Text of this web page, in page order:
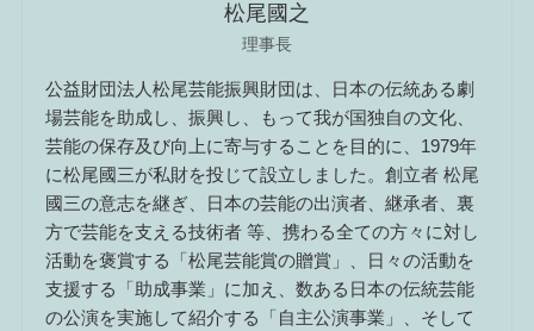
松尾國之
理事長
公益財団法人松尾芸能振興財団は、日本の伝統ある劇
場芸能を助成し、振興し、もって我が国独自の文化、
芸能の保存及び向上に寄与することを目的に、1979年
に松尾國三が私財を投じて設立しました。創立者 松尾
國三の意志を継ぎ、日本の芸能の出演者、継承者、裏
方で芸能を支える技術者 等、携わる全ての方々に対し
活動を褒賞する「松尾芸能賞の贈賞」、日々の活動を
支援する「助成事業」に加え、数ある日本の伝統芸能
の公演を実施して紹介する「自主公演事業」、そして